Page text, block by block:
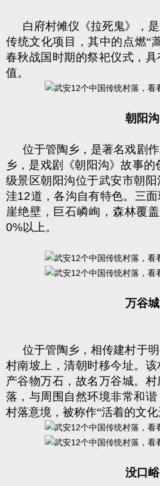
白府村傩仪《拉死鬼》，
传统文化项目，其中的点燃“
春秋战国时期的祭祀仪式，
值。
朝阳沟
位于管陶乡，是著名戏剧
乡，是戏剧《朝阳沟》故事的
级景区朝阳沟位于武安市朝
洼12道，各沟自有特色。三
崖绝壁，巨石嶙峋，森林覆
0%以上。
万谷城
位于管陶乡，相传建村于
村南坡上，清朝时移今址。
产谷物万石，故名万谷城。
落，与周围自然环境非常和
村落意境，被称作“活着的文化
没口峪